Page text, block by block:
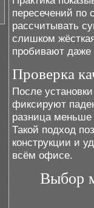
пересечений по
рассчитывать
слишком
пробивают даже
Проверка
После
фиксируют
разница меньше
Такой подход
конструкции и
всём офисе.
Выбор